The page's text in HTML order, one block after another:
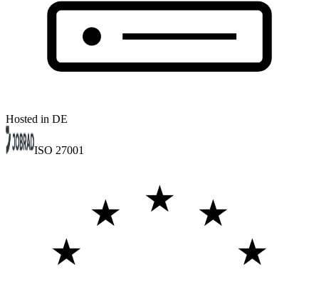
Hosted in DE
ISO 27001
★ ★
★
★
★